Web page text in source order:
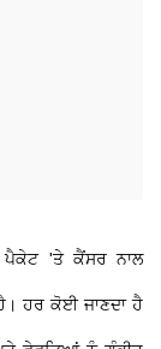
ਪੈਕੇਟ 'ਤੇ ਕੈਂਸਰ ਨਾਲ
ਹਰ ਕੋਈ ਜਾਣਦਾ ਹੈ